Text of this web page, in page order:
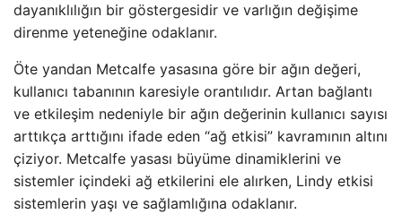
dayanıklılığın bir göstergesidir ve varlığın değişime
direnme yeteneğine odaklanır.
Öte yandan Metcalfe yasasına göre bir ağın değeri,
kullanıcı tabanının karesiyle orantılıdır. Artan bağlantı
ve etkileşim nedeniyle bir ağın değerinin kullanıcı sayısı
arttıkça arttığını ifade eden “ağ etkisi” kavramının altını
çiziyor. Metcalfe yasası büyüme dinamiklerini ve
sistemler içindeki ağ etkilerini ele alırken, Lindy etkisi
sistemlerin yaşı ve sağlamlığına odaklanır.